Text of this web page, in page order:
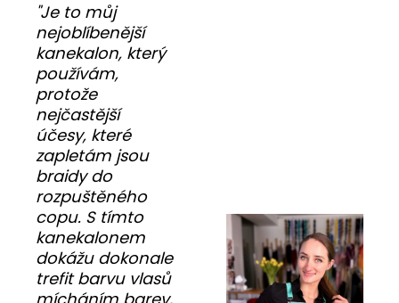
"Je to můj
nejoblíbenější
kanekalon, který
používám,
protože
nejčastější
účesy, které
zapletám jsou
braidy do
rozpuštěného
copu. S tímto
kanekalonem
dokážu dokonale
trefit barvu vlasů